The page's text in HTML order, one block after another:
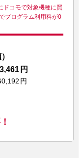
ドコモで対象機種に買
プログラム利用料が0
3,461 円
円